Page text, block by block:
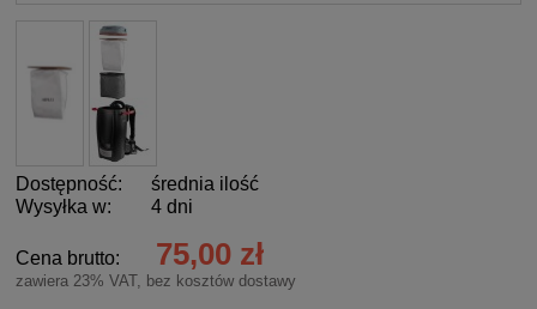
Dostępność:
średnia ilość
Wysyłka w:
4 dni
Cena brutto: 75,00 zł
zawiera 23% VAT, bez kosztów dostawy